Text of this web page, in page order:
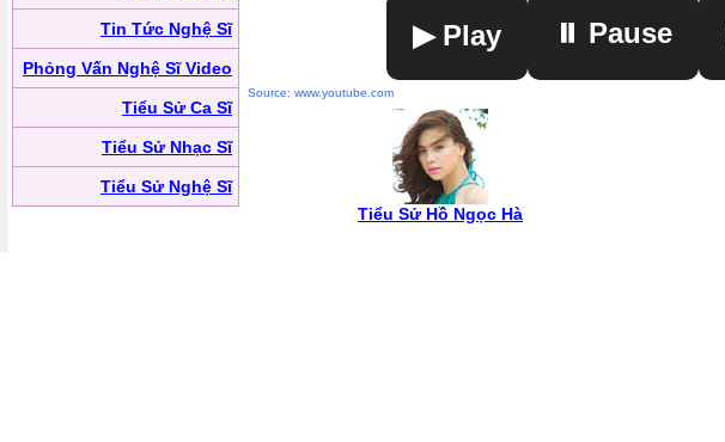
Tin Tức Nghệ Sĩ
Phỏng Vấn Nghệ Sĩ Video
Tiểu Sử Ca Sĩ
Tiểu Sử Nhạc Sĩ
Tiểu Sử Nghệ Sĩ
▶ Play ⏸ Pause
Source: www.youtube.com
Tiểu Sử Hồ Ngọc Hà